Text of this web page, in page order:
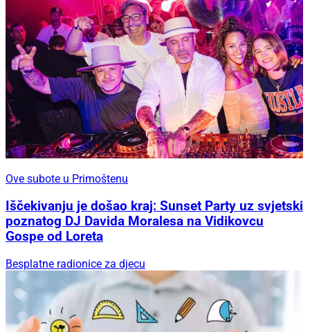
Ove subote u Primoštenu
Iščekivanju je došao kraj: Sunset Party uz svjetski
poznatog DJ Davida Moralesa na Vidikovcu
Gospe od Loreta
Besplatne radionice za djecu